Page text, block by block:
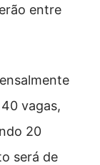
entre
vagas,
20
será de